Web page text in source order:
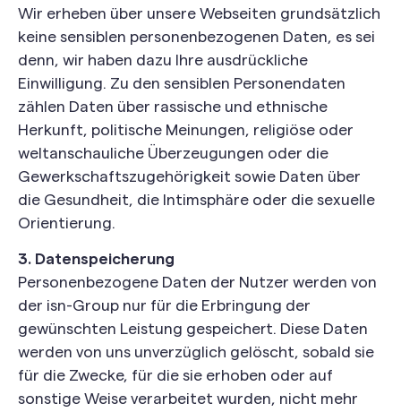
Wir erheben über unsere Webseiten grundsätzlich
keine sensiblen personenbezogenen Daten, es sei
denn, wir haben dazu Ihre ausdrückliche
Einwilligung. Zu den sensiblen Personendaten
zählen Daten über rassische und ethnische
Herkunft, politische Meinungen, religiöse oder
weltanschauliche Überzeugungen oder die
Gewerkschaftszugehörigkeit sowie Daten über
die Gesundheit, die Intimsphäre oder die sexuelle
Orientierung.
3. Datenspeicherung
Personenbezogene Daten der Nutzer werden von
der isn-Group nur für die Erbringung der
gewünschten Leistung gespeichert. Diese Daten
werden von uns unverzüglich gelöscht, sobald sie
für die Zwecke, für die sie erhoben oder auf
sonstige Weise verarbeitet wurden, nicht mehr